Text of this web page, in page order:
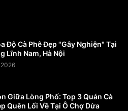
Độ Cà Phê Đẹp "Gây Nghiện" Tại
Lĩnh Nam, Hà Nội
Giữa Lòng Phố: Top 3 Quán Cà
Quên Lối Về Tại Ô Chợ Dừa